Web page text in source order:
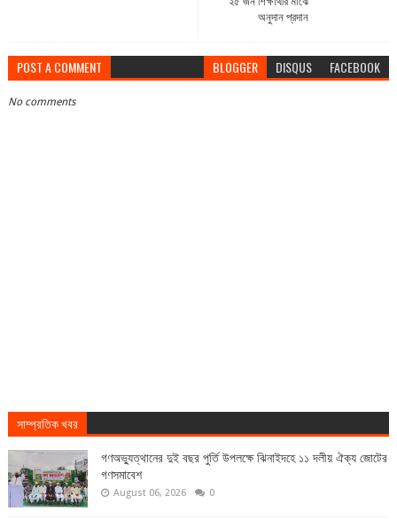
অনুদান প্রদান
POST A COMMENT BLOGGER DISQUS FACEBOOK
No comments
সাম্প্রতিক খবর
গণঅভ্যুত্থানের দুই বছর পুর্তি উপলক্ষে ঝিনাইদহে ১১ দলীয় ঐক্য জোটের
গণসমাবেশ
August 06, 2026 0